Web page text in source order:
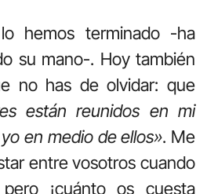
hemos terminado -ha
su mano-. Hoy también
no has de olvidar: que
están reunidos en mi
en medio de ellos». Me
entre vosotros cuando
¡cuánto os cuesta